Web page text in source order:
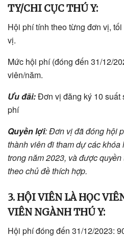
TY/CHI CỤC THÚ Y:
Hội phí tính theo từng đơn vị,
vị.
Mức hội phí (đóng đến 31/12/
viên/năm.
Ưu đãi:Đơn vị đăng ký 10 suất
phí
Quyền lợi: Đơn vị đã đóng hội
thành viên đi tham dự các khóa
trong năm 2023, và được
theo chủ đề thích hợp.
3. HỘI VIÊN LÀ HỌC
VIÊN NGÀNH THÚ Y:
Hội phí đóng đến 31/12/2023: